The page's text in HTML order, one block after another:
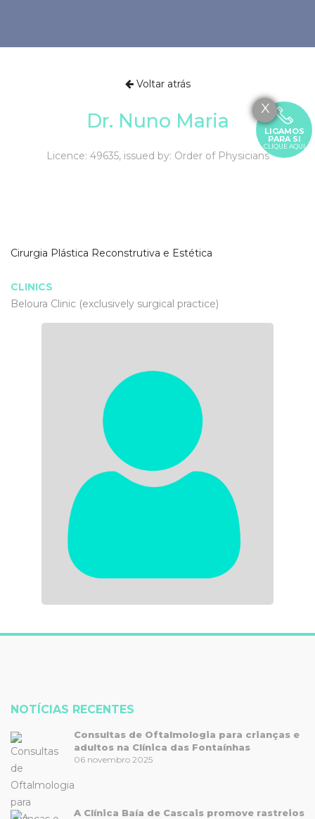
X
LIGAMOS
PARA SI
CLIQUE AQUI
Voltar atrás
Dr. Nuno Maria
Licence: 49635, issued by: Order of Physicians
Cirurgia Plástica Reconstrutiva e Estética
CLINICS
Beloura Clinic (exclusively surgical practice)
NOTÍCIAS RECENTES
Consultas de Oftalmologia para crianças e
adultos na Clínica das Fontaínhas
06 novembro 2025
A Clínica Baía de Cascais promove rastreios